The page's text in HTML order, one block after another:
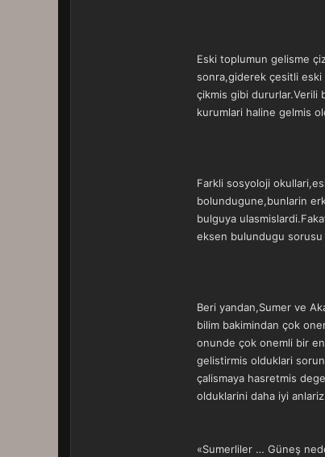
Eski toplumun gelisme
sonra,giderek çesitli eski
çikmis gibi dururlar.Verili
kurumlari haline gelmis
Farkli sosyoloji
bolundugune,bunlarin
bulguya
eksen bulundugu sorusu
Beri yandan,Sumer ve
bilim bakimindan çok
onunde çok onemli bir
gelistirmis olduklari
çalismaya hasretmis
olduklarini daha iyi
«Sumerliler … Güneş